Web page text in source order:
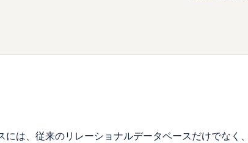
には、従来のリレーショナルデータベースだけでな